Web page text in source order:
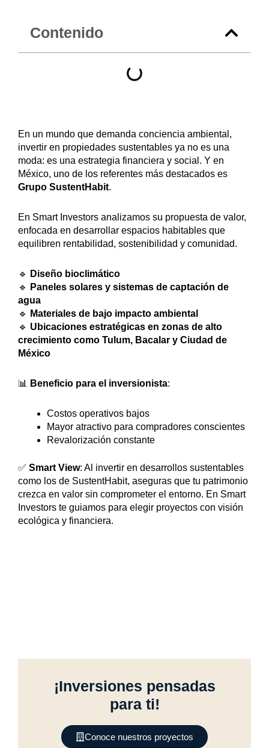
Contenido
En un mundo que demanda conciencia ambiental,
invertir en propiedades sustentables ya no es una
moda: es una estrategia financiera y social. Y en
México, uno de los referentes más destacados es
Grupo SustentHabit.
En Smart Investors analizamos su propuesta de valor,
enfocada en desarrollar espacios habitables que
equilibren rentabilidad, sostenibilidad y comunidad.
🔹
Diseño bioclimático
🔹
Paneles solares y sistemas de captación de
agua
🔹
Materiales de bajo impacto ambiental
🔹 Ubicaciones estratégicas en zonas de alto
crecimiento como Tulum, Bacalar y Ciudad de
México
📊 Beneficio para el inversionista:
Costos operativos bajos
Mayor atractivo para compradores conscientes
Revalorización constante
✅ Smart View: Al invertir en desarrollos sustentables
como los de SustentHabit, aseguras que tu patrimonio
crezca en valor sin comprometer el entorno. En Smart
Investors te guiamos para elegir proyectos con visión
ecológica y financiera.
¡Inversiones pensadas
para ti!
Conoce nuestros proyectos